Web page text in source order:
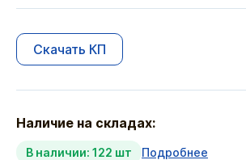
Скачать КП
Наличие на складах:
В наличии: 122 шт Подробнее